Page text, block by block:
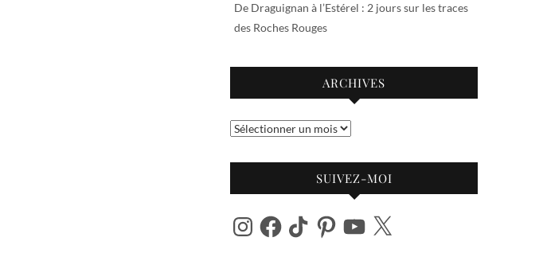
De Draguignan à l’Estérel : 2 jours sur les traces
des Roches Rouges
ARCHIVES
Archives
SUIVEZ-MOI
InstagramFacebook
TikTok PinterestYouTube
X